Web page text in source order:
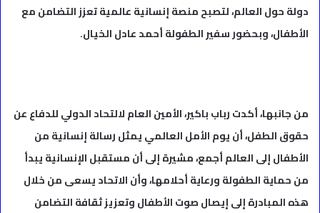
دولة حول العالم، لتصبح منصة إنسانية عالمية تعزز التضامن مع
الأطفال، وبحضور سفير الطفولة أحمد عادل الخيال.
من جانبها، أكدت رباب باكير، الأمين العام لالتحاد الدولي للدفاع عن
حقوق الطفل، أن يوم الأمل العالمي يمثل رسالة إنسانية من
الأطفال إلى العالم أجمع، مشيرة إلى أن مستقبل الإنسانية يبدأ
من حماية الطفولة ورعاية أحلامها، وأن الاتحاد يسعى من خلال
هذه المبادرة إلى إيصال صوت الأطفال وتعزيز ثقافة التضامن